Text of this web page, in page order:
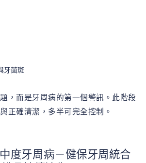
牙菌斑
，而是牙周病的第一個警訊。此階段
正確清潔，多半可完全控制。
度牙周病－健保牙周統合